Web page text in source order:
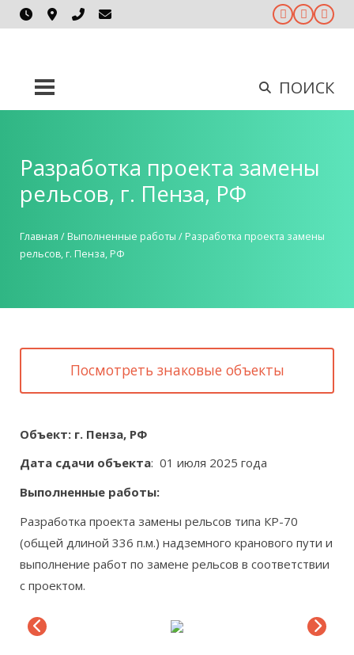
ПОИСК
Разработка проекта замены
рельсов, г. Пенза, РФ
Главная / Выполненные работы / Разработка проекта замены
рельсов, г. Пенза, РФ
Посмотреть знаковые объекты
Объект: г. Пенза, РФ
Дата сдачи объекта: 01 июля 2025 года
Выполненные работы:
Разработка проекта замены рельсов типа КР-70
(общей длиной 336 п.м.) надземного кранового пути и
выполнение работ по замене рельсов в соответствии
с проектом.